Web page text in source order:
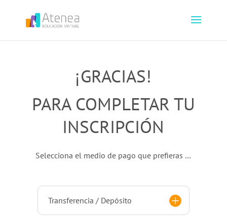
¡GRACIAS!
PARA COMPLETAR TU
INSCRIPCIÓN
Selecciona el medio de pago que prefieras …
Transferencia / Depósito